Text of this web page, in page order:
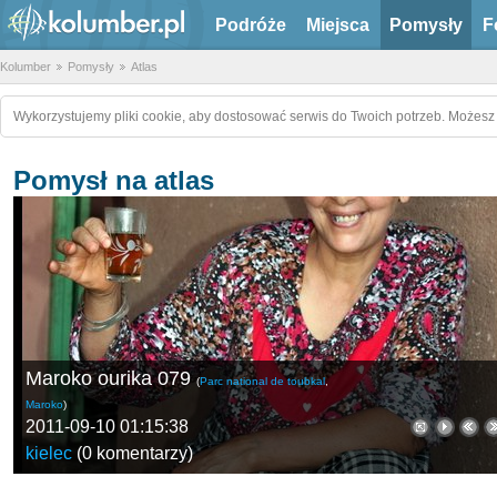
Podróże Miejsca Pomysły
Kolumber Pomysły Atlas
Wykorzystujemy pliki cookie, aby dostosować serwis do Twoich potrzeb.
Pomysł na atlas
Maroko ourika 079 (Parc national de toubkal,
Maroko)
2011-09-10 01:15:38
kielec (0 komentarzy)